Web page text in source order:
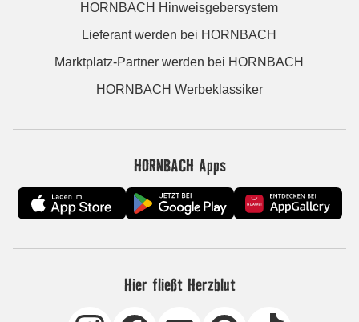
HORNBACH Hinweisgebersystem
Lieferant werden bei HORNBACH
Marktplatz-Partner werden bei HORNBACH
HORNBACH Werbeklassiker
HORNBACH Apps
Hier fließt Herzblut